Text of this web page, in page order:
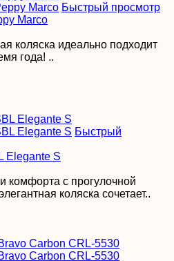
Быстрый просмотр
Marco
коляска идеально подходит
года! ..
Быстрый
Elegante S
комфорта с прогулочной
коляска сочетает..